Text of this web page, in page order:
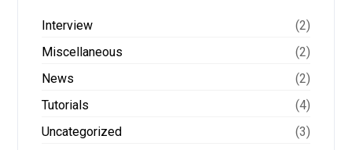
Interview
(2)
Miscellaneous
(2)
News
(2)
Tutorials
(4)
Uncategorized
(3)